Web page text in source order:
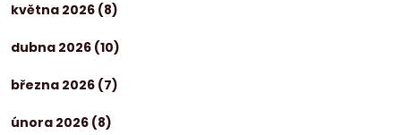
května 2026 (8)
dubna 2026 (10)
března 2026 (7)
února 2026 (8)